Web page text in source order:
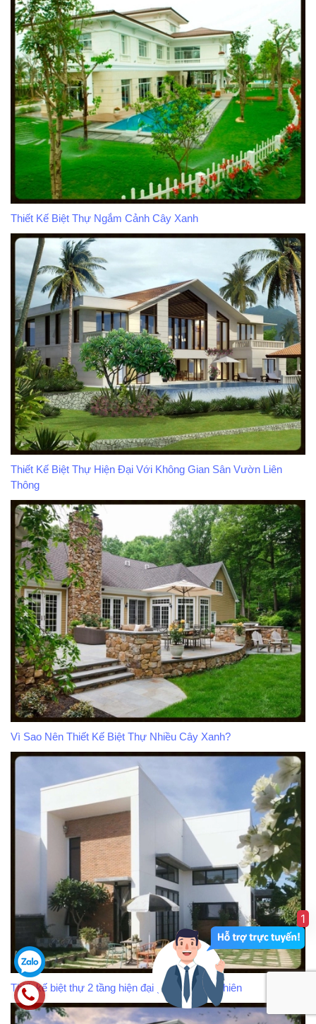
Thiết Kế Biệt Thự Ngắm Cảnh Cây Xanh
Thiết Kế Biệt Thự Hiện Đại Với Không Gian Sân Vườn Liên
Thông
Vì Sao Nên Thiết Kế Biệt Thự Nhiều Cây Xanh?
Thiết kế biệt thự 2 tầng hiện đại gần gũi thiên nhiên
1